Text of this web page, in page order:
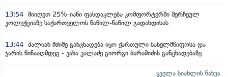
13:54 მიიღეთ 25%-იანი ფასდაკლება კომფორტერში შერჩეულ
კოლექციაზე საქართველოს ნაწილ-ნაწილ გადახდისას
13:44 ძალიან მძიმე განცხადება იყო ქართული სახელმწიფოსა და
ჯარის წინააღმდეგ - კახა კალაძე გიორგი ბარამიძის განცხადებაზე
ყველა სიახლის ნახვა